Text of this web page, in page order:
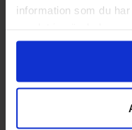
information som duKöp